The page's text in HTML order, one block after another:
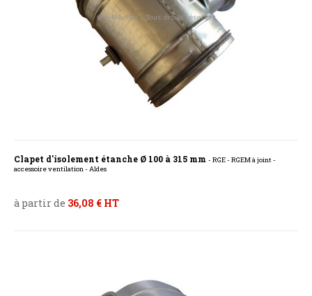
Clapet d'isolement étanche Ø 100 à 315 mm - RGE - RGEM à joint -
accessoire ventilation - Aldes
à partir de 36,08 € HT